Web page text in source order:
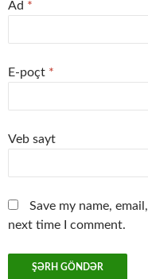
Ad *
E-poçt *
Veb sayt
Save my name,
next time I comment.